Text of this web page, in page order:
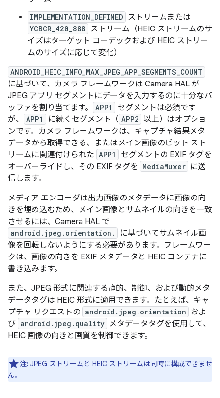
IMPLEMENTATION_DEFINED ストリームまたは
YCBCR_420_888 ストリーム（HEIC ストリームのサ
イズはターゲット コーデックおよび HEIC ストリー
ムのサイズに応じて変化）
ANDROID_HEIC_INFO_MAX_JPEG_APP_SEGMENTS_COUNT
に基づいて、カメラ フレームワークは Camera HAL が
JPEG アプリ セグメントにデータを入力するのに十分なバ
ッファを割り当てます。
APP1
セグメントは必須です
が、
APP1 に続くセグメント（ APP2 以上）はオプショ
ンです。カメラ フレームワークは、キャプチャ結果メタ
データから取得できる、またはメイン画像のビット スト
リームに関連付けられた APP1
セグメントの EXIF タグを
オーバーライドし、その EXIF タグを
MediaMuxer に送
信します。
メディア エンコーダは出力画像のメタデータに画像の向
きを埋め込むため、メイン画像とサムネイルの向きを一致
させるには、Camera HAL で
android.jpeg.orientation.
に基づいてサムネイル画
像を回転しないようにする必要があります。フレームワー
クは、画像の向きを EXIF メタデータと HEIC コンテナに
書き込みます。
また、JPEG 形式に関連する静的、制御、および動的メタ
データタグは HEIC 形式に適用できます。たとえば、キャ
プチャ リクエストの android.jpeg.orientation およ
び android.jpeg.quality メタデータタグを使用して、
HEIC 画像の向きと画質を制御できます。
注: JPEG ストリームと HEIC ストリームは同時に構成できませ
ん。